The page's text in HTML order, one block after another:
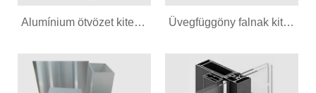
Alumínium ötvözet kitett keret üvegfüggöny fali profilja Üvegfüggöny falnak kitett keret alumínium profil